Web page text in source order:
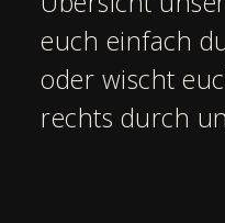
euch einfach
oder wischt
rechts durch